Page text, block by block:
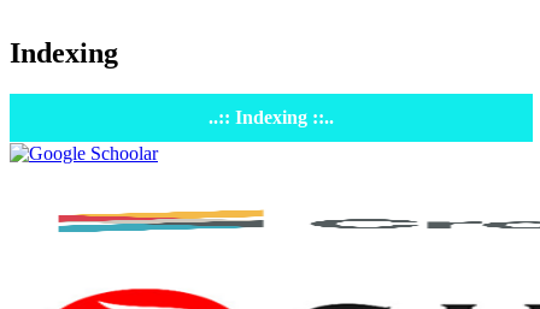
Indexing
..:: Indexing ::..